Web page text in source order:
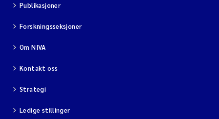
Publikasjoner
Forskningsseksjoner
Om NIVA
Kontakt oss
Strategi
Ledige stillinger